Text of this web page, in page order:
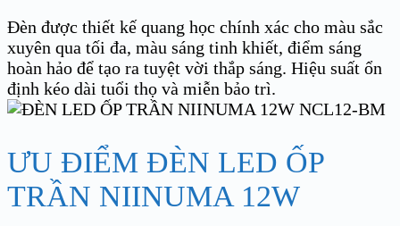
Đèn được thiết kế quang học chính xác cho màu sắc
xuyên qua tối đa, màu sáng tinh khiết, điểm sáng
hoàn hảo để tạo ra tuyệt vời thắp sáng. Hiệu suất ổn
định kéo dài tuổi thọ và miễn bảo trì.
ƯU ĐIỂM ĐÈN LED ỐP
TRẦN NIINUMA 12W